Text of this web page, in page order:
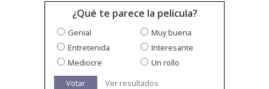
¿Qué te parece la película?
Genial
Muy buena
Entretenida
Interesante
Mediocre
Un rollo
Votar
Ver resultados